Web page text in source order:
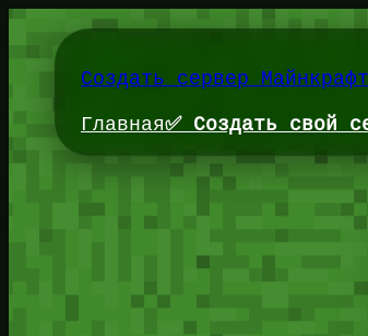
Перейти
содержимомуСоздать сервер
Главная✅ Создать свой